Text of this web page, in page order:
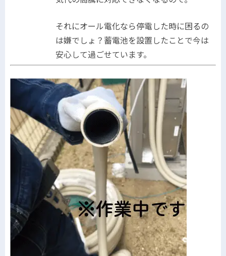
それにオール電化なら停電した時に困るの
は嫌でしょ？蓄電池を設置したことで今は
安心して過ごせています。